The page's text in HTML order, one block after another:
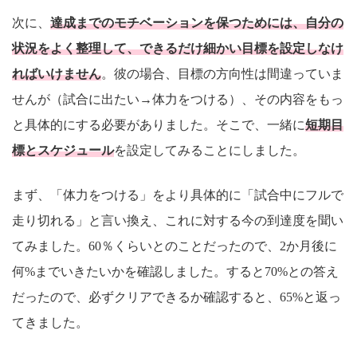
次に、 達成までのモチベーションを保つためには、自分の
状況をよく整理して、できるだけ細かい目標を設定しなけ
ればいけません。彼の場合、目標の方向性は間違っていま
せんが（試合に出たい→体力をつける）、その内容をもっ
と具体的にする必要がありました。そこで、一緒に短期目
標とスケジュールを設定してみることにしました。
まず、「体力をつける」をより具体的に「試合中にフルで
走り切れる」と言い換え、これに対する今の到達度を聞い
てみました。60％くらいとのことだったので、2か月後に
何%までいきたいかを確認しました。すると70%との答え
だったので、必ずクリアできるか確認すると、65%と返っ
てきました。